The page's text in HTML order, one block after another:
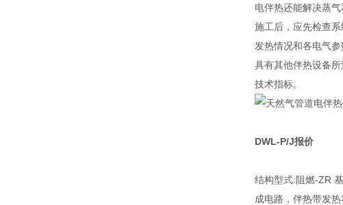
电伴热还能解决蒸
施工后，应先检查
发热情况和各电气
具有其他伴热设备
技术指标。
DWL-P/J报价
结构型式:阻燃-ZR
成电路，伴热带发热